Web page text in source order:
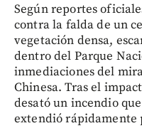
Según reportes
contra la falda de un
vegetación densa,
dentro del Parque
inmediaciones del
Chinesa. Tras el
desató un incendio
extendió rápidamente